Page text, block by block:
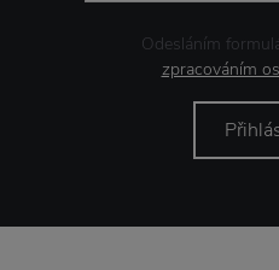
Odesláním
zpracováním